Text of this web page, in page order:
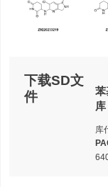
下载SD文
件
库
库